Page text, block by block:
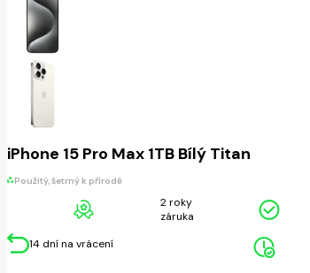
iPhone 15 Pro Max 1TB Bílý Titan
Použitý, šetrný k přírodě
2 roky
záruka
14 dní na vrácení